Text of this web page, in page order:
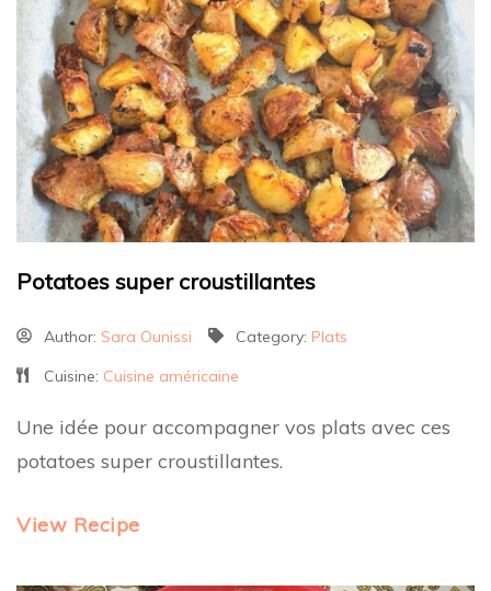
Potatoes super croustillantes
Author: Sara Ounissi Category: Plats
Cuisine: Cuisine américaine
Une idée pour accompagner vos plats avec ces
potatoes super croustillantes.
View Recipe